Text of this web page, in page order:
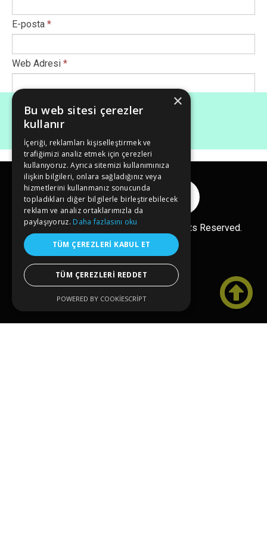

E-posta *
Web Adresi *
Afiş Ekle
Maksimum dosya boyutu (Mb): 50
Ücretsiz Ekle
Reklam Ver
Copyright© 2026 kongreler.net All Rights Reserved.
×
Bu web sitesi çerezler
kullanır
İçeriği, reklamları kişiselleştirmek ve
trafiğimizi analiz etmek için çerezleri
kullanıyoruz. Ayrıca sitemizi kullanımınıza
ilişkin bilgileri, onlara sağladığınız veya
hizmetlerini kullanmanız sonucunda
topladıkları diğer bilgilerle birleştirebilecek
reklam ve analiz ortaklarımızla da
paylaşıyoruz. Daha fazlasını oku
TÜM ÇEREZLERI KABUL ET
TÜM ÇEREZLERI REDDET
POWERED BY COOKIESCRIPT